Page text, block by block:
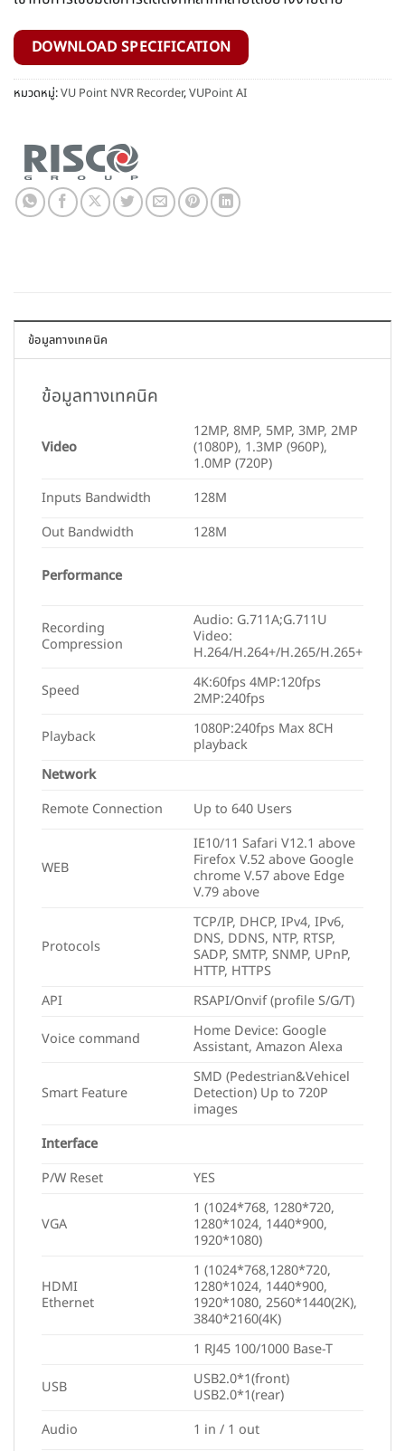
DOWNLOAD SPECIFICATION
หมวดหมู่:VU Point NVR Recorder,VUPoint AI
ข้อมูลทางเทคนิค
ข้อมูลทางเทคนิค
Video
12MP, 8MP, 5MP, 3MP, 2MP
(1080P), 1.3MP (960P),
1.0MP (720P)
Inputs Bandwidth
128M
Out Bandwidth
128M
Performance
Recording
Compression
Audio: G.711A;G.711U
Video:
H.264/H.264+/H.265/H.265+
Speed
4K:60fps 4MP:120fps
2MP:240fps
Playback
1080P:240fps Max 8CH
playback
Network
Remote Connection
Up to 640 Users
WEB
IE10/11 Safari V12.1 above
Firefox V.52 above Google
chrome V.57 above Edge
V.79 above
Protocols
TCP/IP, DHCP, IPv4, IPv6,
DNS, DDNS, NTP, RTSP,
SADP, SMTP, SNMP, UPnP,
HTTP, HTTPS
API
RSAPI/Onvif (profile S/G/T)
Voice command
Home Device: Google
Assistant, Amazon Alexa
Smart Feature
SMD (Pedestrian&Vehicel
Detection) Up to 720P
images
Interface
P/W Reset
YES
VGA
1 (1024*768, 1280*720,
1280*1024, 1440*900,
1920*1080)
HDMI
Ethernet
1 (1024*768,1280*720,
1280*1024, 1440*900,
1920*1080, 2560*1440(2K),
3840*2160(4K)
1 RJ45 100/1000 Base-T
USB
USB2.0*1(front)
USB2.0*1(rear)
Audio
1 in / 1 out